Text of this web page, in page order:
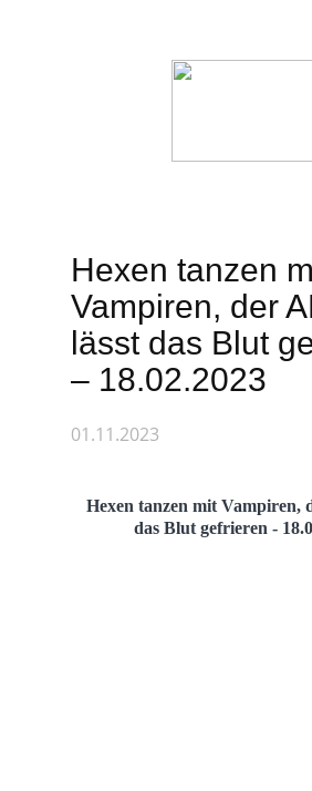
Hexen tanzen
Vampiren, der
lässt das Blut
– 18.02.2023
01.11.2023
Hexen tanzen mit Vampiren,
das Blut gefrieren -